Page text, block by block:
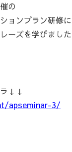
の
ョンプラン研修に
ーズを学びました
ラ↓↓
apseminar-3/